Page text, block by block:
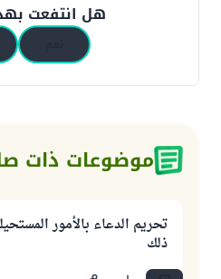
هل انتفعت
موضوعات ذات
تحريم الدعاء بالأمور
ذلك